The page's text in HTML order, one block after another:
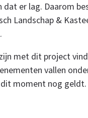
er lag. Daarom
Landschap &
met dit project
vallen
moment nog geldt.